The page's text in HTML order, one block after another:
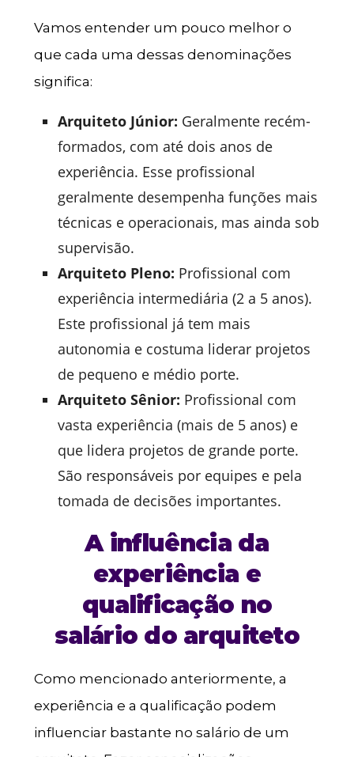
Vamos entender um pouco melhor o
que cada uma dessas denominações
significa:
Arquiteto Júnior: Geralmente recém-
formados, com até dois anos de
experiência. Esse profissional
geralmente desempenha funções mais
técnicas e operacionais, mas ainda sob
supervisão.
Arquiteto Pleno: Profissional com
experiência intermediária (2 a 5 anos).
Este profissional já tem mais
autonomia e costuma liderar projetos
de pequeno e médio porte.
Arquiteto Sênior: Profissional com
vasta experiência (mais de 5 anos) e
que lidera projetos de grande porte.
São responsáveis por equipes e pela
tomada de decisões importantes.
A influência da
experiência e
qualificação no
salário do arquiteto
Como mencionado anteriormente, a
experiência e a qualificação podem
influenciar bastante no salário de um